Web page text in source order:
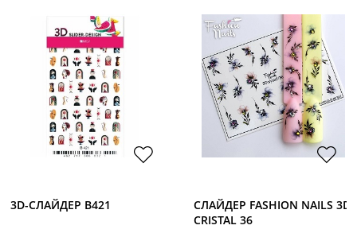
3D-CЛАЙДЕР B421
СЛАЙДЕР FASHION NAILS 3D
CRISTAL 36